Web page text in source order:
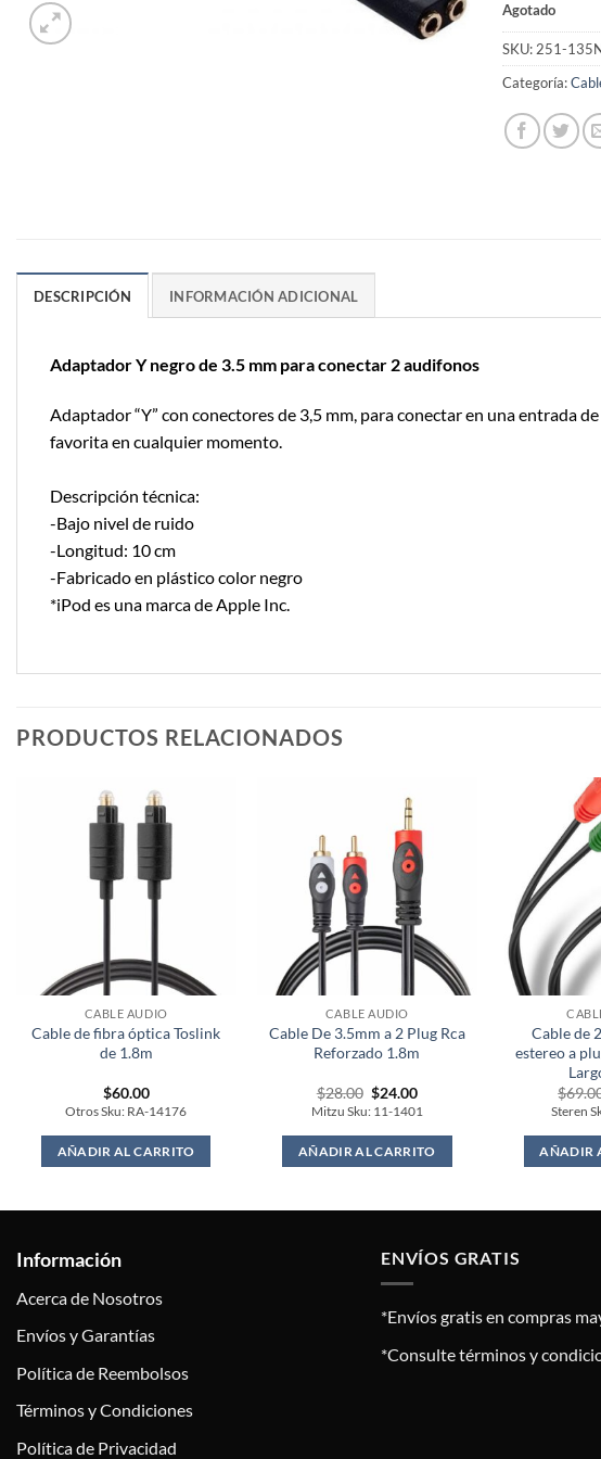
Agotado
SKU:251-
Categoría:
DESCRIPCIÓN INFORMACIÓN ADICIONAL
Adaptador Y negro de 3.5 mm para conectar 2 audifonos
Adaptador “Y” con conectores de 3,5 mm, para conectar en una entrada
favorita en cualquier momento.
Descripción técnica:
-Bajo nivel de ruido
-Longitud: 10 cm
-Fabricado en plástico color negro
*iPod es una marca de Apple Inc.
PRODUCTOS RELACIONADOS
CABLE AUDIO
Cable de fibra óptica Toslink
de 1.8m
$60.00
Otros Sku: RA-14176
AÑADIR AL CARRITO
CABLE AUDIO
Cable De 3.5mm a 2 Plug Rca
Reforzado 1.8m
$28.00 Original
price
was:
$28.00.
$24.00Current
price
is:
$24.00.
Mitzu Sku: 11-1401
AÑADIR AL CARRITO
Cable de
estereo a
$
Steren
AÑADIR
Información
Acerca de Nosotros
Envíos y Garantías
Política de Reembolsos
Términos y Condiciones
Política de Privacidad
ENVÍOS GRATIS
*Envíos gratis en compras
*Consulte términos y